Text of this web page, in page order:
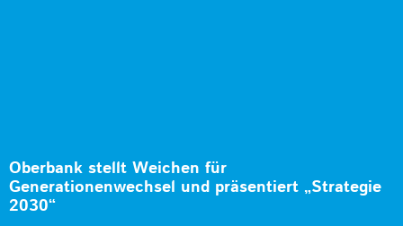
Oberbank stellt Weichen für
Generationenwechsel und präsentiert „Strategie
2030“